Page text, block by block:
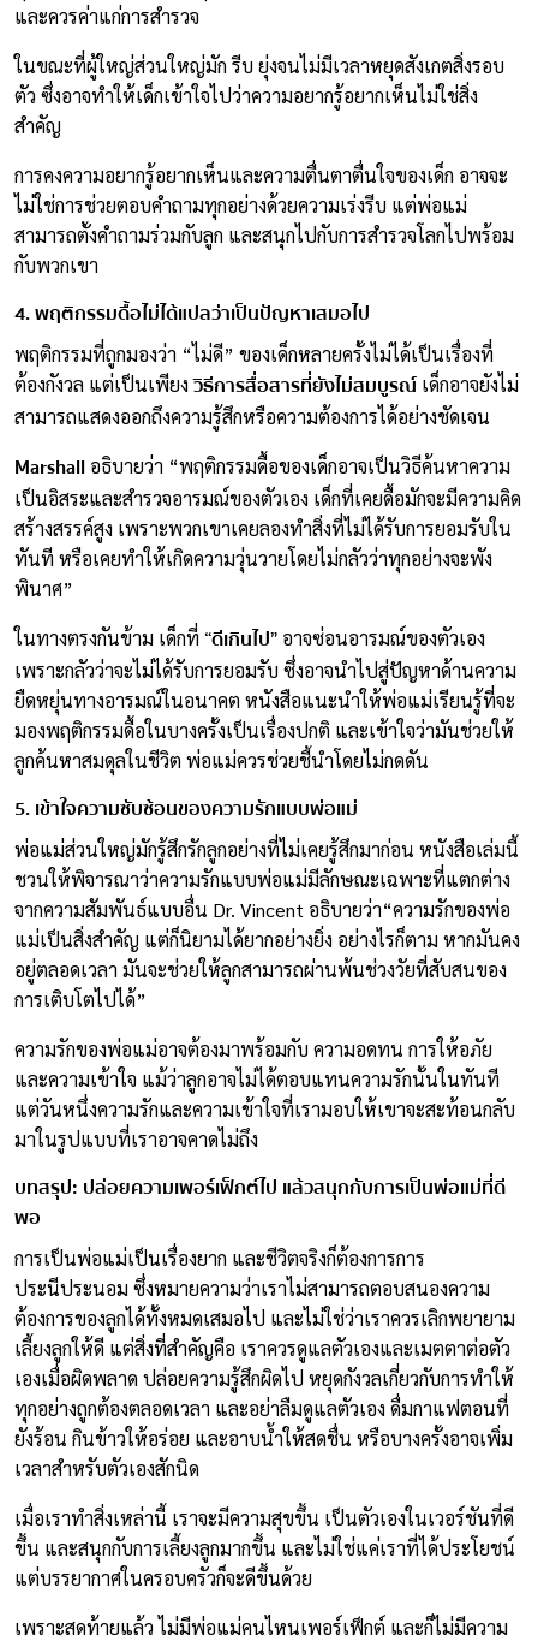
และควรค่าแก่การสำรวจ
ในขณะที่ผู้ใหญ่ส่วนใหญ่มัก รีบ ยุ่งจนไม่มีเวลาหยุดสังเกตสิ่งรอบ
ตัว ซึ่งอาจทำให้เด็กเข้าใจไปว่าความอยากรู้อยากเห็นไม่ใช่สิ่ง
สำคัญ
การคงความอยากรู้อยากเห็นและความตื่นตาตื่นใจของเด็ก อาจจะ
ไม่ใช่การช่วยตอบคำถามทุกอย่างด้วยความเร่งรีบ แต่พ่อแม่
สามารถตั้งคำถามร่วมกับลูก และสนุกไปกับการสำรวจโลกไปพร้อม
กับพวกเขา
4. พฤติกรรมดื้อไม่ได้แปลว่าเป็นปัญหาเสมอไป
พฤติกรรมที่ถูกมองว่า “ไม่ดี” ของเด็กหลายครั้งไม่ได้เป็นเรื่องที่
ต้องกังวล แต่เป็นเพียงวิธีการสื่อสารที่ยังไม่สมบูรณ์ เด็กอาจยังไม่
สามารถแสดงออกถึงความรู้สึกหรือความต้องการได้อย่างชัดเจน
Marshall อธิบายว่า “พฤติกรรมดื้อของเด็กอาจเป็นวิธีค้นหาความ
เป็นอิสระและสำรวจอารมณ์ของตัวเอง เด็กที่เคยดื้อมักจะมีความคิด
สร้างสรรค์สูง เพราะพวกเขาเคยลองทำสิ่งที่ไม่ได้รับการยอมรับใน
ทันที หรือเคยทำให้เกิดความวุ่นวายโดยไม่กลัวว่าทุกอย่างจะพัง
พินาศ”
ในทางตรงกันข้าม เด็กที่ “ดีเกินไป” อาจซ่อนอารมณ์ของตัวเอง
เพราะกลัวว่าจะไม่ได้รับการยอมรับ ซึ่งอาจนำไปสู่ปัญหาด้านความ
ยืดหยุ่นทางอารมณ์ในอนาคต หนังสือแนะนำให้พ่อแม่เรียนรู้ที่จะ
มองพฤติกรรมดื้อในบางครั้งเป็นเรื่องปกติ และเข้าใจว่ามันช่วยให้
ลูกค้นหาสมดุลในชีวิต พ่อแม่ควรช่วยชี้นำโดยไม่กดดัน
5. เข้าใจความซับซ้อนของความรักแบบพ่อแม่
พ่อแม่ส่วนใหญ่มักรู้สึกรักลูกอย่างที่ไม่เคยรู้สึกมาก่อน หนังสือเล่มนี้
ชวนให้พิจารณาว่าความรักแบบพ่อแม่มีลักษณะเฉพาะที่แตกต่าง
จากความสัมพันธ์แบบอื่น Dr. Vincent อธิบายว่า“ความรักของพ่อ
แม่เป็นสิ่งสำคัญ แต่ก็นิยามได้ยากอย่างยิ่ง อย่างไรก็ตาม หากมันคง
อยู่ตลอดเวลา มันจะช่วยให้ลูกสามารถผ่านพ้นช่วงวัยที่สับสนของ
การเติบโตไปได้”
ความรักของพ่อแม่อาจต้องมาพร้อมกับ ความอดทน การให้อภัย
และความเข้าใจ แม้ว่าลูกอาจไม่ได้ตอบแทนความรักนั้นในทันที
แต่วันหนึ่งความรักและความเข้าใจที่เรามอบให้เขาจะสะท้อนกลับ
มาในรูปแบบที่เราอาจคาดไม่ถึง
บทสรุป: ปล่อยความเพอร์เฟ็กต์ไป แล้วสนุกกับการเป็นพ่อแม่ที่ดี
พอ
การเป็นพ่อแม่เป็นเรื่องยาก และชีวิตจริงก็ต้องการการ
ประนีประนอม ซึ่งหมายความว่าเราไม่สามารถตอบสนองความ
ต้องการของลูกได้ทั้งหมดเสมอไป และไม่ใช่ว่าเราควรเลิกพยายาม
เลี้ยงลูกให้ดี แต่สิ่งที่สำคัญคือ เราควรดูแลตัวเองและเมตตาต่อตัว
เองเมื่อผิดพลาด ปล่อยความรู้สึกผิดไป หยุดกังวลเกี่ยวกับการทำให้
ทุกอย่างถูกต้องตลอดเวลา และอย่าลืมดูแลตัวเอง ดื่มกาแฟตอนที่
ยังร้อน กินข้าวให้อร่อย และอาบน้ำให้สดชื่น หรือบางครั้งอาจเพิ่ม
เวลาสำหรับตัวเองสักนิด
เมื่อเราทำสิ่งเหล่านี้ เราจะมีความสุขขึ้น เป็นตัวเองในเวอร์ชันที่ดี
ขึ้น และสนุกกับการเลี้ยงลูกมากขึ้น และไม่ใช่แค่เราที่ได้ประโยชน์
แต่บรรยากาศในครอบครัวก็จะดีขึ้นด้วย
เพราะสุดท้ายแล้ว ไม่มีพ่อแม่คนไหนเพอร์เฟ็กต์ และก็ไม่มีความ